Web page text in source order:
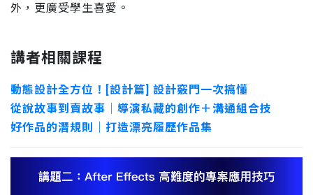
外，更廣受學生喜愛。
講者相關課程
動態設計全方位！[設計篇] 設計竅門一次搞懂
從說故事到賣故事｜導演私藏的創作＋溝通組合技
好作品的潛規則｜打造漂亮履歷作品集